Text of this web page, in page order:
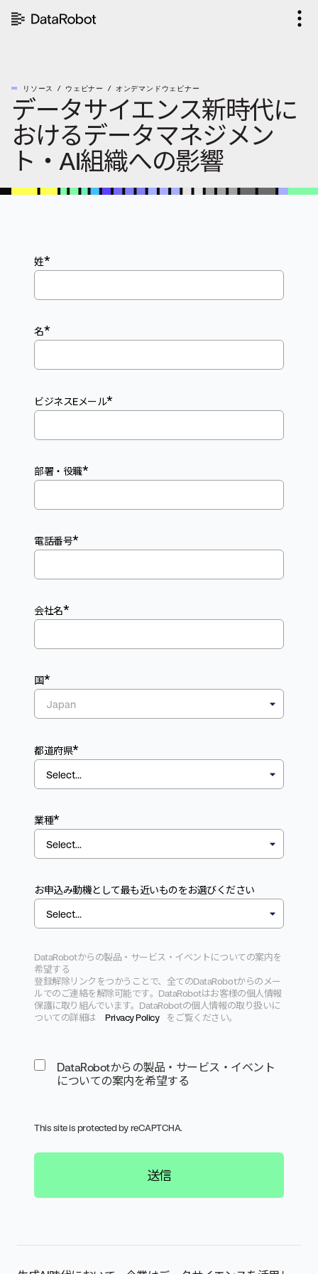
リソース ウェビナー オンデマンドウェビナー
データサイエンス新時代に
おけるデータマネジメン
ト・AI組織への影響
*
姓
*
名
*
ビジネスEメール
*
部署・役職
*
電話番号
*
会社名
*
国
*
都道府県
*
業種
お申込み動機として最も近いものをお選びください
DataRobotからの製品・サービス・ イベントについての案内を
希望する
登録解除リンクをつかうことで、 全てのDataRobotからのメー
ルでのご連絡を解除可能です。 DataRobotはお客様の個人情報
保護に取り組んでいます。 DataRobotの個人情報の取り扱いに
ついての詳細は
Privacy Policy をご覧ください。
DataRobotからの製品・サービス・イベント
についての案内を希望する
This site is protected by reCAPTCHA.
送信